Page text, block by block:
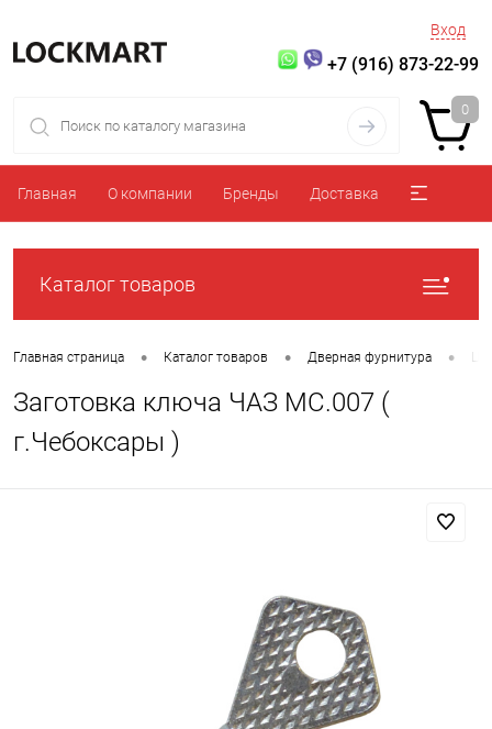
Вход
+7 (916) 873-22-99
0
Главная О компании Бренды Доставка
Каталог товаров
Главная страница • Каталог товаров • Дверная фурнитура •
Заготовка ключа ЧАЗ МС.007 (
г.Чебоксары )